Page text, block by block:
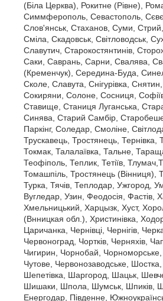
(Біла Церква), Рокитне (Рівне),
Симмферополь, Севастополь,
Слов'янськ, Стаханов, Суми,
Сміла, Скадовськ, Світловодськ,
Славутич, Старокостянтинів,
Саки, Саврань, Сарни, Свалява,
(Кременчук), Середина-Буда,
Сколе, Славута, Снігурівка,
Сокиряни, Солоне, Сосниця,
Ставище, Станиця Луганська,
Синява, Старий Самбір,
Паркінг, Соледар, Смоліне,
Трускавець, Тростянець, Тернівка,
Токмак, Талалаївка, Тальне,
Теофіполь, Теплик, Тетіїв,
Томашпіль, Тростянець (Вінниця),
Турка, Тячів, Теплодар, Ужгород,
Вугледар, Узин, Феодосія, Фастів,
Хмельницький, Харцызк, Хуст,
(Внницкая обл.), Христинівка,
Царичанка, Чернівці, Чернігів,
Червоноград, Чортків, Черняхів,
Чигирин, Чорнобай,
Чутове, Червонозаводське,
Шепетівка, Шаргород, Шацьк,
Шишаки, Шпола, Шумськ, Шпиків,
Енергодар, Південне,